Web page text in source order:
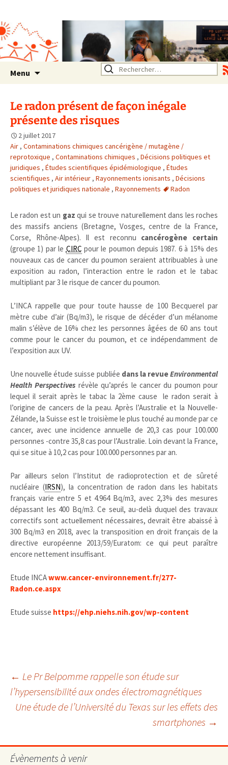
Rhône Alpes
Un environnement sain pour
la santé de tous
Menu Rechercher :
Le radon présent de façon inégale
présente des risques
2 juillet 2017
Air , Contaminations chimiques cancérigène / mutagène /
reprotoxique , Contaminations chimiques , Décisions politiques et
juridiques , Études scientifiques épidémiologique , Études
scientifiques , Air intérieur , Rayonnements ionisants , Décisions
politiques et juridiques nationale , Rayonnements Radon
Le radon est un gazqui se trouve naturellement dans les roches
des massifs anciens (Bretagne, Vosges, centre de la France,
Corse, Rhône-Alpes). Il est reconnu cancérogène certain
(groupe 1) par le CIRC pour le poumon depuis 1987. 6 à 15% des
nouveaux cas de cancer du poumon seraient attribuables à une
exposition au radon, l’interaction entre le radon et le tabac
multipliant par 3 le risque de cancer du poumon.
L’INCA rappelle que pour toute hausse de 100 Becquerel par
mètre cube d’air (Bq/m3), le risque de décéder d’un mélanome
malin s’élève de 16% chez les personnes âgées de 60 ans tout
comme pour le cancer du poumon, et ce indépendamment de
l’exposition aux UV.
Une nouvelle étude suisse publiée dans la revueEnvironmental
Health Perspectives révèle qu’aprés le cancer du poumon pour
lequel il serait après le tabac la 2ème cause le radon serait à
l’origine de cancers de la peau. Après l’Australie et la Nouvelle-
Zélande, la Suisse est le troisième le plus touché au monde par ce
cancer, avec une incidence annuelle de 20,3 cas pour 100.000
personnes -contre 35,8 cas pour l’Australie. Loin devant la France,
qui se situe à 10,2 cas pour 100.000 personnes par an.
Par ailleurs selon l’Institut de radioprotection et de sûreté
nucléaire (IRSN), la concentration de radon dans les habitats
français varie entre 5 et 4.964 Bq/m3, avec 2,3% des mesures
dépassant les 400 Bq/m3. Ce seuil, au-delà duquel des travaux
correctifs sont actuellement nécessaires, devrait être abaissé à
300 Bq/m3 en 2018, avec la transposition en droit français de la
directive européenne 2013/59/Euratom: ce qui peut paraître
encore nettement insuffisant.
Etude INCAwww.cancer-environnement.fr/277-
Radon.ce.aspx
Etude suisse https://ehp.niehs.nih.gov/wp-content
Navigation
des
articles
← Le Pr Belpomme rappelle son étude sur
l’hypersensibilité aux ondes électromagnétiques
Une étude de l’Université du Texas sur les effets des
smartphones →
Évènements à venir